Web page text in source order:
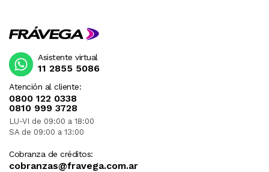
Atención al cliente:
0800 122 0338
0810 999 3728
LU-VI de 09:00 a 18:00
SA de 09:00 a 13:00
Cobranza de créditos:
cobranzas@fravega.com.ar
Asistente virtual
11 2855 5086